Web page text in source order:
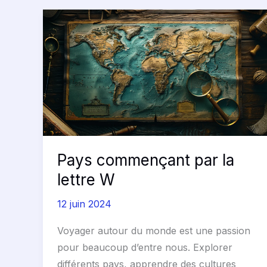
Pays commençant par la
lettre W
12 juin 2024
Voyager autour du monde est une passion
pour beaucoup d’entre nous. Explorer
différents pays, apprendre des cultures
Pays
commençant
par
lettre
W